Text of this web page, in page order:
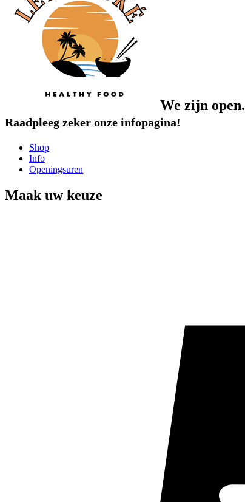
We zijn open.
Raadpleeg zeker onze infopagina!
Shop
Info
Openingsuren
Maak uw keuze